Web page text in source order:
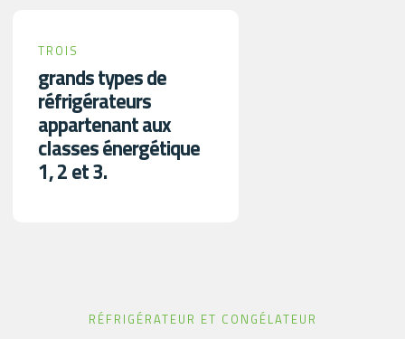
TROIS
grands types de
réfrigérateurs
appartenant aux
classes énergétique
1, 2 et 3.
RÉFRIGÉRATEUR ET CONGÉLATEUR